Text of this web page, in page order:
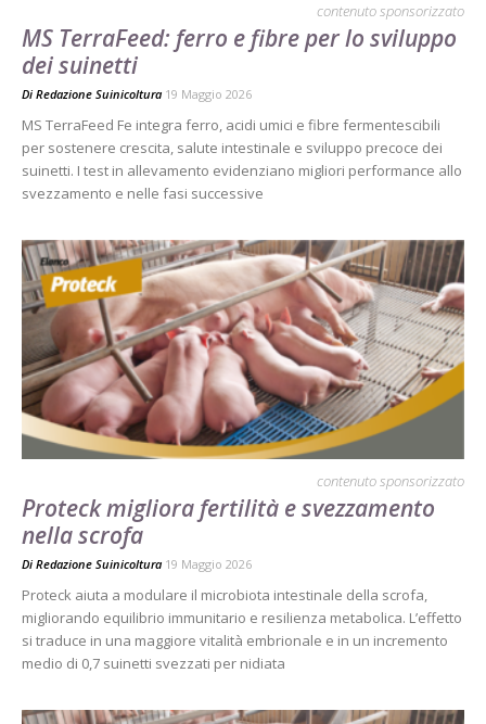
contenuto sponsorizzato
MS TerraFeed: ferro e fibre per lo sviluppo
dei suinetti
Di Redazione Suinicoltura 19 Maggio 2026
MS TerraFeed Fe integra ferro, acidi umici e fibre fermentescibili
per sostenere crescita, salute intestinale e sviluppo precoce dei
suinetti. I test in allevamento evidenziano migliori performance allo
svezzamento e nelle fasi successive
contenuto sponsorizzato
Proteck migliora fertilità e svezzamento
nella scrofa
Di Redazione Suinicoltura 19 Maggio 2026
Proteck aiuta a modulare il microbiota intestinale della scrofa,
migliorando equilibrio immunitario e resilienza metabolica. L’effetto
si traduce in una maggiore vitalità embrionale e in un incremento
medio di 0,7 suinetti svezzati per nidiata